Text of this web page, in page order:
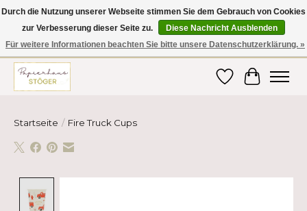
Hier finden Sie hochwertige Produkte im Bereich Schule, Büro, Papier,
Schreiben und vieles mehr! Erhalten Sie Ihre Bestellung bequem nach
Hause oder ins Büro geliefert!
Wunschzettel
Ihr
Startseite / Fire Truck Cups
Durch die Nutzung unserer Webseite stimmen Sie dem Gebrauch von Cookies
zur Verbesserung dieser Seite zu.
Diese Nachricht Ausblenden
Für weitere Informationen beachten Sie bitte unsere Datenschutzerklärung. »